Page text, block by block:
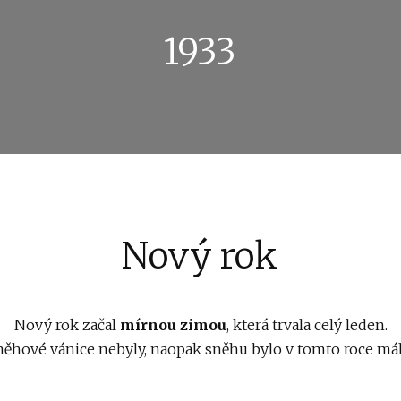
1933
Nový rok
Nový rok začal mírnou zimou, která trvala celý leden.
vánice nebyly, naopak sněhu bylo v tomto roce